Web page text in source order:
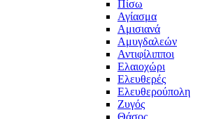
Πίσω
Αγίασμα
Αμισιανά
Αμυγδαλεών
Αντιφίλιπποι
Ελαιοχώρι
Ελευθερές
Ελευθερούπολη
Ζυγός
Θάσος